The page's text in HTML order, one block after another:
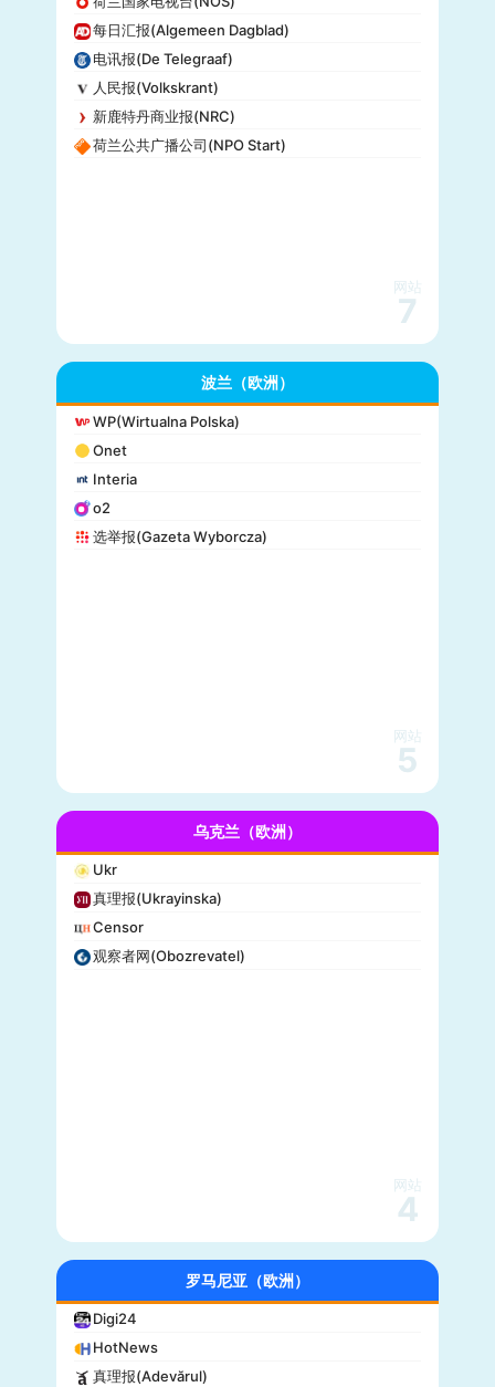
每日汇报(Algemeen Dagblad)
电讯报(De Telegraaf)
人民报(Volkskrant)
新鹿特丹商业报(NRC)
荷兰公共广播公司(NPO Start)
网站
7
波兰（欧洲）
WP(Wirtualna Polska)
Onet
Interia
o2
选举报(Gazeta Wyborcza)
网站
5
乌克兰（欧洲）
Ukr
真理报(Ukrayinska)
Censor
观察者网(Obozrevatel)
网站
4
罗马尼亚（欧洲）
Digi24
HotNews
真理报(Adevărul)